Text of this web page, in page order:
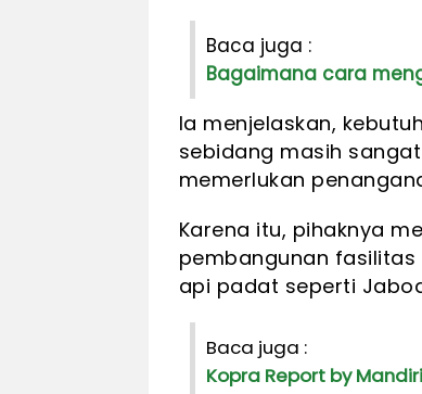
Baca juga :
Bagaimana cara
Ia menjelaskan,
sebidang masih
memerlukan
Karena itu, pihaknya
pembangunan
api padat seperti
Baca juga :
Kopra Report by Mandiri